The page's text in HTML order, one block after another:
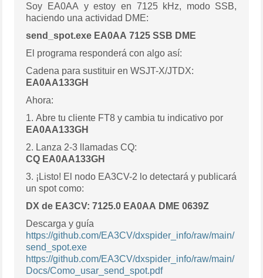
Soy EA0AA y estoy en 7125 kHz, modo SSB,
haciendo una actividad DME:
send_spot.exe EA0AA 7125 SSB DME
El programa responderá con algo así:
Cadena para sustituir en WSJT-X/JTDX:
EA0AA133GH
Ahora:
1. Abre tu cliente FT8 y cambia tu indicativo por
EA0AA133GH
2. Lanza 2-3 llamadas CQ:
CQ EA0AA133GH
3. ¡Listo! El nodo EA3CV-2 lo detectará y publicará
un spot como:
DX de EA3CV: 7125.0 EA0AA DME 0639Z
Descarga y guía
https://github.com/EA3CV/dxspider_info/raw/main/
send_spot.exe
https://github.com/EA3CV/dxspider_info/raw/main/
Docs/Como_usar_send_spot.pdf